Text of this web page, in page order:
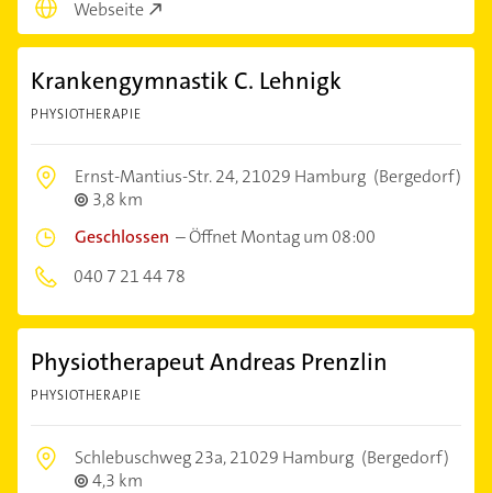
Webseite
Krankengymnastik C. Lehnigk
PHYSIOTHERAPIE
Ernst-Mantius-Str. 24,21029 Hamburg (Bergedorf)
3,8 km
Geschlossen –Öffnet Montag um 08:00
040 7 21 44 78
Physiotherapeut Andreas Prenzlin
PHYSIOTHERAPIE
Schlebuschweg 23a,21029 Hamburg (Bergedorf)
4,3 km